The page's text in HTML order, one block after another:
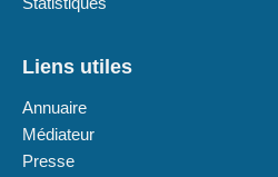
Liens utiles
Annuaire
Médiateur
Presse